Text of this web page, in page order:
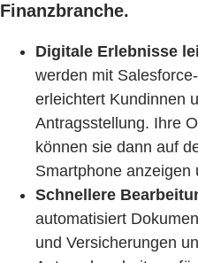
Finanzbranche.
Digitale Erlebnisse
werden mit
erleichtert Kundinnen
Antragsstellung. Ihre
können sie dann auf
Smartphone anzeigen
Schnellere
automatisiert
und Versicherungen